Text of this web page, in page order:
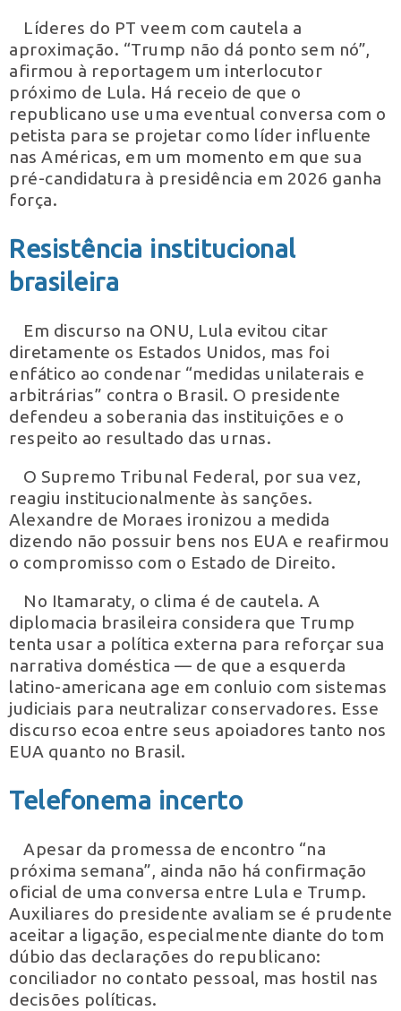
Líderes do PT veem com cautela a
aproximação. “Trump não dá ponto sem nó”,
afirmou à reportagem um interlocutor
próximo de Lula. Há receio de que o
republicano use uma eventual conversa com o
petista para se projetar como líder influente
nas Américas, em um momento em que sua
pré-candidatura à presidência em 2026 ganha
força.
Resistência institucional
brasileira
Em discurso na ONU, Lula evitou citar
diretamente os Estados Unidos, mas foi
enfático ao condenar “medidas unilaterais e
arbitrárias” contra o Brasil. O presidente
defendeu a soberania das instituições e o
respeito ao resultado das urnas.
O Supremo Tribunal Federal, por sua vez,
reagiu institucionalmente às sanções.
Alexandre de Moraes ironizou a medida
dizendo não possuir bens nos EUA e reafirmou
o compromisso com o Estado de Direito.
No Itamaraty, o clima é de cautela. A
diplomacia brasileira considera que Trump
tenta usar a política externa para reforçar sua
narrativa doméstica — de que a esquerda
latino-americana age em conluio com sistemas
judiciais para neutralizar conservadores. Esse
discurso ecoa entre seus apoiadores tanto nos
EUA quanto no Brasil.
Telefonema incerto
Apesar da promessa de encontro “na
próxima semana”, ainda não há confirmação
oficial de uma conversa entre Lula e Trump.
Auxiliares do presidente avaliam se é prudente
aceitar a ligação, especialmente diante do tom
dúbio das declarações do republicano:
conciliador no contato pessoal, mas hostil nas
decisões políticas.